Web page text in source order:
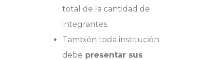
total de la cantidad de
integrantes.
También toda institución
debe presentar sus